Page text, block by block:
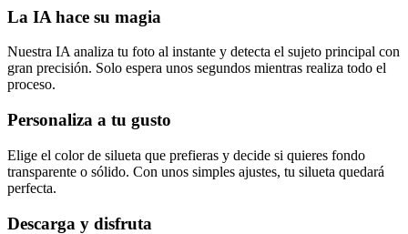
La IA hace su magia
Nuestra IA analiza tu foto al instante y detecta el sujeto principal con
gran precisión. Solo espera unos segundos mientras realiza todo el
proceso.
Personaliza a tu gusto
Elige el color de silueta que prefieras y decide si quieres fondo
transparente o sólido. Con unos simples ajustes, tu silueta quedará
perfecta.
Descarga y disfruta